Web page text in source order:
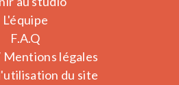
L'équipe
F.A.Q
légales
du site